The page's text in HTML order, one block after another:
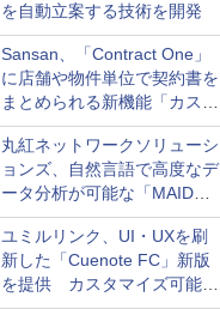
を自動立案する技術を開発
Sansan、「Contract One」
に店舗や物件単位で契約書を
まとめられる新機能「カスタ
ム契約ツリー」を追加
丸紅ネットワークソリューシ
ョンズ、自然言語で高度なデ
ータ分析が可能な「MAIDOA
AI ASSIST」を9月より提供
ユミルリンク、UI・UXを刷
新した「Cuenote FC」新版
を提供 カスタマイズ可能な